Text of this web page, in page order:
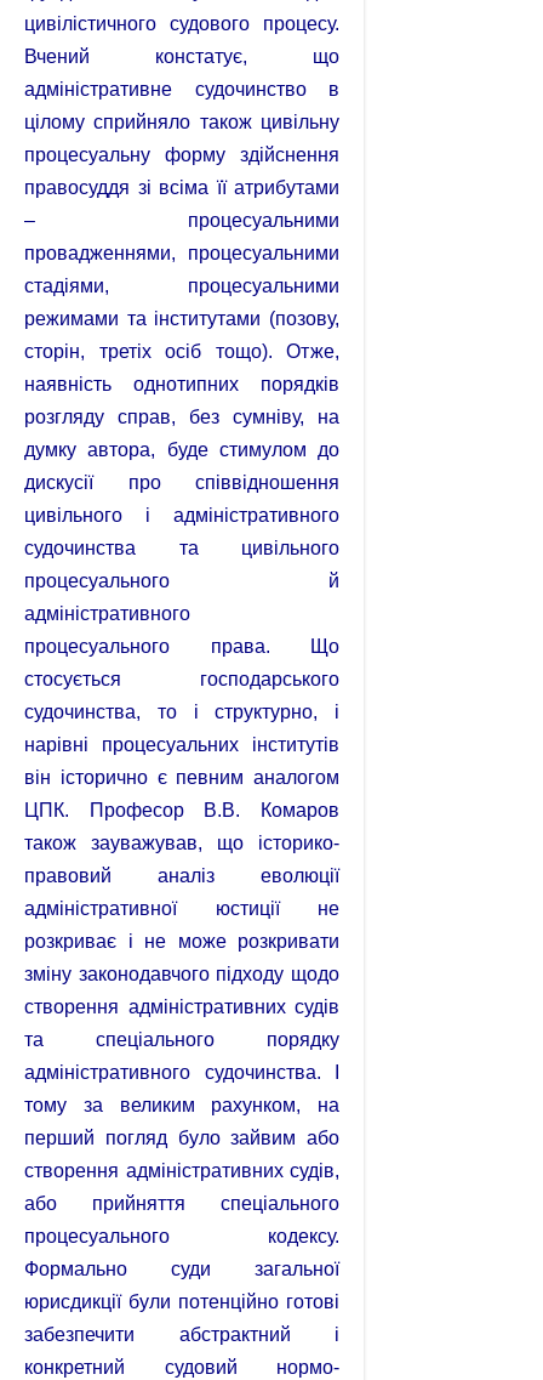
цивілістичного судового процесу.
Вчений констатує, що
адміністративне судочинство в
цілому сприйняло також цивільну
процесуальну форму здійснення
правосуддя зі всіма її атрибутами
– процесуальними
провадженнями, процесуальними
стадіями, процесуальними
режимами та інститутами (позову,
сторін, третіх осіб тощо). Отже,
наявність однотипних порядків
розгляду справ, без сумніву, на
думку автора, буде стимулом до
дискусії про співвідношення
цивільного і адміністративного
судочинства та цивільного
процесуального й
адміністративного
процесуального права. Що
стосується господарського
судочинства, то і структурно, і
нарівні процесуальних інститутів
він історично є певним аналогом
ЦПК. Професор В.В. Комаров
також зауважував, що історико-
правовий аналіз еволюції
адміністративної юстиції не
розкриває і не може розкривати
зміну законодавчого підходу щодо
створення адміністративних судів
та спеціального порядку
адміністративного судочинства. І
тому за великим рахунком, на
перший погляд було зайвим або
створення адміністративних судів,
або прийняття спеціального
процесуального кодексу.
Формально суди загальної
юрисдикції були потенційно готові
забезпечити абстрактний і
конкретний судовий нормо-